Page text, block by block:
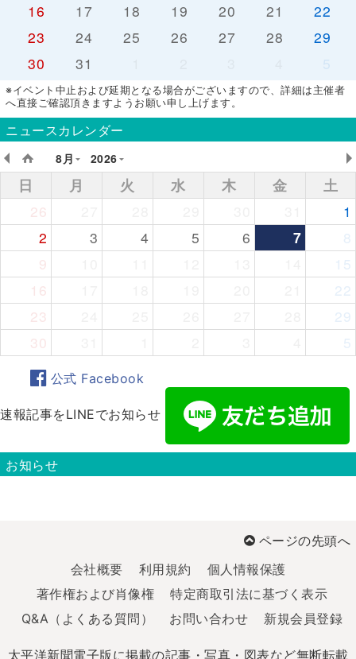
16
17 18 19 20 21
22
23
24 25 26 27 28
29
30
31 5
※イベント中止および延期となる場合がございますので、詳細は主催者
へ直接ご確認頂きますようお願い申し上げます。
ニュースカレンダー
8月
2026
日 月 火 水 木 金
土
26
1
2
3 4 5 6 7
8
9
15
16
22
23
29
30
5
公式 Facebook
速報記事をLINEでお知らせ
お知らせ
ページの先頭へ
会社概要
利用規約
個人情報保護
著作権および肖像権
特定商取引法に基づく表示
Q&A（よくある質問）
お問い合わせ 新規会員登録
太平洋新聞電子版に掲載の記事・写真・図表など無断転載